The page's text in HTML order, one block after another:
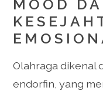
MOOD
Olahraga dikenal
endorfin, yang